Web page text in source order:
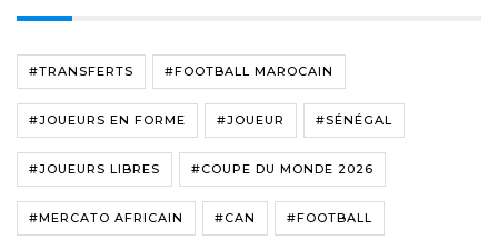
#TRANSFERTS #FOOTBALL MAROCAIN
#JOUEURS EN FORME #JOUEUR #SÉNÉGAL
#JOUEURS LIBRES #COUPE DU MONDE 2026
#MERCATO AFRICAIN #CAN #FOOTBALL